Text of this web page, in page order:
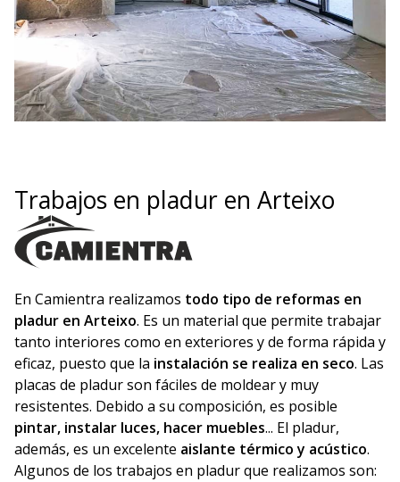
Trabajos en pladur en Arteixo
En Camientra realizamos todo tipo de reformas en
pladur en Arteixo. Es un material que permite trabajar
tanto interiores como en exteriores y de forma rápida y
eficaz, puesto que la instalación se realiza en seco. Las
placas de pladur son fáciles de moldear y muy
resistentes. Debido a su composición, es posible
pintar, instalar luces, hacer muebles... El pladur,
además, es un excelente aislante térmico y acústico.
Algunos de los trabajos en pladur que realizamos son: